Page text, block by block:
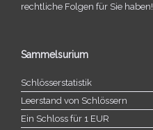
recht­li­che Folgen für Sie haben!
Sammelsurium
Schlösserstatistik
Leerstand von Schlössern
Ein Schloss für 1 EUR